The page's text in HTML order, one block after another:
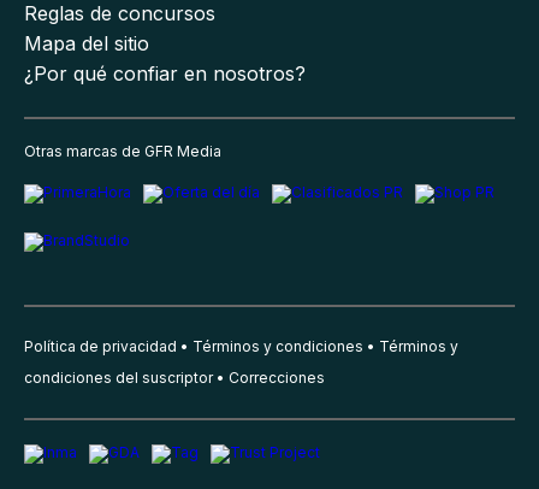
Reglas de concursos
Mapa del sitio
¿Por qué confiar en nosotros?
Otras marcas de GFR Media
Política de privacidad Términos y condiciones
Términos y
condiciones del suscriptor
Correcciones